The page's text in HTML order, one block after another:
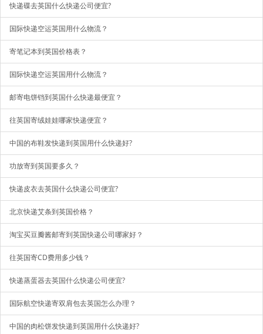
快递碟去英国什么快递公司便宜?
国际快递空运英国用什么物流？
寄笔记本到英国价格表？
国际快递空运英国用什么物流？
邮寄电饼铛到英国什么快递最便宜？
往英国寄绒娃娃哪家快递便宜？
中国的布鞋发快递到英国用什么快递好?
功放寄到英国要多久？
快递皮衣去英国什么快递公司便宜?
北京快递艾条到英国价格？
淘宝买豆瓣酱邮寄到英国快递公司哪家好？
往英国寄CD费用多少钱？
快递蒸蛋器去英国什么快递公司便宜?
国际航空快递寄双肩包去英国怎么办理？
中国的肉松饼发快递到英国用什么快递好?